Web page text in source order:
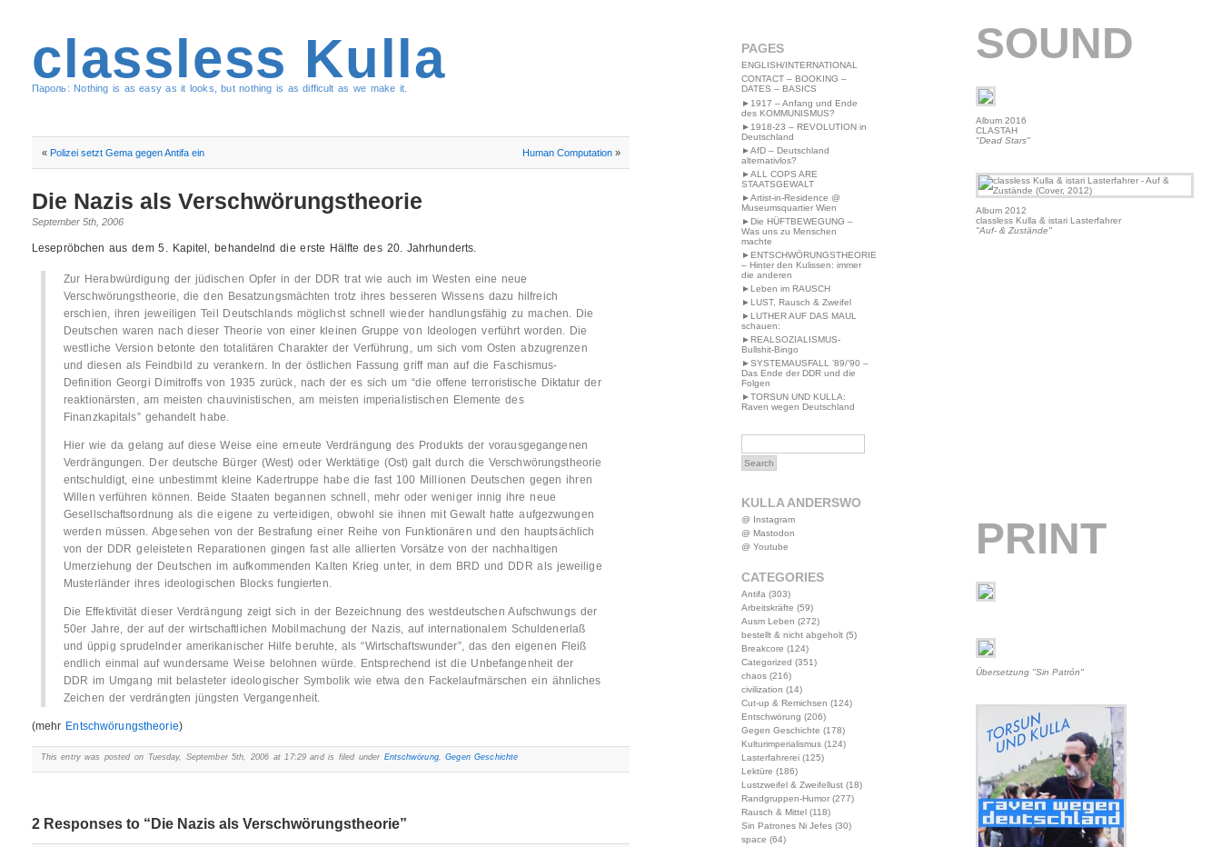
classless Kulla
Пароль: Nothing is as easy as it looks, but nothing is as difficult as we make it.
« Polizei setzt Gema gegen Antifa ein Human Computation»
Die Nazis als Verschwörungstheorie
September 5th, 2006
Lesepröbchen aus dem 5. Kapitel, behandelnd die erste Hälfte des 20. Jahrhunderts.
Zur Herabwürdigung der jüdischen Opfer in der DDR trat wie auch im Westen eine neue
Verschwörungstheorie, die den Besatzungsmächten trotz ihres besseren Wissens dazu hilfreich
erschien, ihren jeweiligen Teil Deutschlands möglichst schnell wieder handlungsfähig zu machen. Die
Deutschen waren nach dieser Theorie von einer kleinen Gruppe von Ideologen verführt worden. Die
westliche Version betonte den totalitären Charakter der Verführung, um sich vom Osten abzugrenzen
und diesen als Feindbild zu verankern. In der östlichen Fassung griff man auf die Faschismus-
Definition Georgi Dimitroffs von 1935 zurück, nach der es sich um “die offene terroristische Diktatur der
reaktionärsten, am meisten chauvinistischen, am meisten imperialistischen Elemente des
Finanzkapitals” gehandelt habe.
Hier wie da gelang auf diese Weise eine erneute Verdrängung des Produkts der vorausgegangenen
Verdrängungen. Der deutsche Bürger (West) oder Werktätige (Ost) galt durch die Verschwörungstheorie
entschuldigt, eine unbestimmt kleine Kadertruppe habe die fast 100 Millionen Deutschen gegen ihren
Willen verführen können. Beide Staaten begannen schnell, mehr oder weniger innig ihre neue
Gesellschaftsordnung als die eigene zu verteidigen, obwohl sie ihnen mit Gewalt hatte aufgezwungen
werden müssen. Abgesehen von der Bestrafung einer Reihe von Funktionären und den hauptsächlich
von der DDR geleisteten Reparationen gingen fast alle allierten Vorsätze von der nachhaltigen
Umerziehung der Deutschen im aufkommenden Kalten Krieg unter, in dem BRD und DDR als jeweilige
Musterländer ihres ideologischen Blocks fungierten.
Die Effektivität dieser Verdrängung zeigt sich in der Bezeichnung des westdeutschen Aufschwungs der
50er Jahre, der auf der wirtschaftlichen Mobilmachung der Nazis, auf internationalem Schuldenerlaß
und üppig sprudelnder amerikanischer Hilfe beruhte, als “Wirtschaftswunder”, das den eigenen Fleiß
endlich einmal auf wundersame Weise belohnen würde. Entsprechend ist die Unbefangenheit der
DDR im Umgang mit belasteter ideologischer Symbolik wie etwa den Fackelaufmärschen ein ähnliches
Zeichen der verdrängten jüngsten Vergangenheit.
(mehr Entschwörungstheorie)
This entry was posted on Tuesday, September 5th, 2006 at 17:29 and is filed under Entschwörung,Gegen Geschichte
2 Responses to “Die Nazis als Verschwörungstheorie”
PAGES
ENGLISH/INTERNATIONAL
CONTACT – BOOKING –
DATES – BASICS
►1917 – Anfang und Ende
des KOMMUNISMUS?
►1918-23 – REVOLUTION in
Deutschland
►AfD – Deutschland
alternativlos?
►ALL COPS ARE
STAATSGEWALT
►Artist-in-Residence @
Museumsquartier Wien
►Die HÜFTBEWEGUNG –
Was uns zu Menschen
machte
►ENTSCHWÖRUNGSTHEORIE
– Hinter den Kulissen: immer
die anderen
►Leben im RAUSCH
►LUST, Rausch & Zweifel
►LUTHER AUF DAS MAUL
schauen:
►REALSOZIALISMUS-
Bullshit-Bingo
►SYSTEMAUSFALL ’89/’90 –
Das Ende der DDR und die
Folgen
►TORSUN UND KULLA:
Raven wegen Deutschland
KULLA ANDERSWO
@ Instagram
@ Mastodon
@ Youtube
CATEGORIES
Antifa (303)
Arbeitskräfte (59)
Ausm Leben (272)
bestellt & nicht abgeholt(5)
Breakcore (124)
Categorized (351)
chaos(216)
civilization (14)
Cut-up & Remichsen (124)
Entschwörung (206)
Gegen Geschichte (178)
Kulturimperialismus(124)
Lasterfahrerei(125)
Lektüre (186)
Lustzweifel & Zweifellust(18)
Randgruppen-Humor(277)
Rausch & Mittel(118)
Sin Patrones Ni Jefes(30)
space (64)
SOUND
Album 2016
CLASTAH
"Dead Stars"
Album 2012
classless Kulla & istari Lasterfahrer
"Auf- & Zustände"
PRINT
Übersetzung "Sin Patrón"